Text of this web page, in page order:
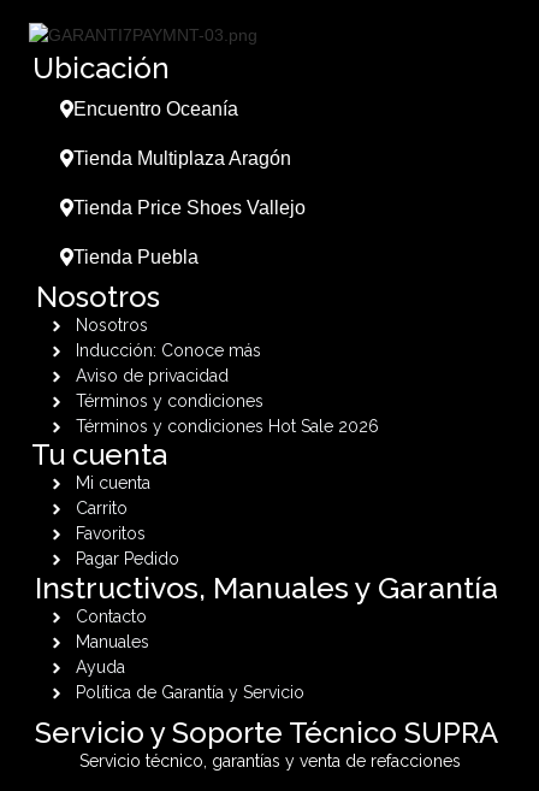
Ubicación
Encuentro Oceanía
Tienda Multiplaza Aragón
Tienda Price Shoes Vallejo
Tienda Puebla
Nosotros
Nosotros
Inducción: Conoce más
Aviso de privacidad
Términos y condiciones
Términos y condiciones Hot Sale 2026
Tu cuenta
Mi cuenta
Carrito
Favoritos
Pagar Pedido
Instructivos, Manuales y Garantía
Contacto
Manuales
Ayuda
Política de Garantía y Servicio
Servicio y Soporte Técnico SUPRA
Servicio técnico, garantías y venta de refacciones